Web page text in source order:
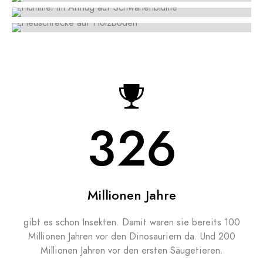
350
Millionen Jahre
gibt es schon Insekten. Damit waren sie bereits 100
Millionen Jahren vor den Dinosauriern da. Und 200
Millionen Jahren vor den ersten Säugetieren.